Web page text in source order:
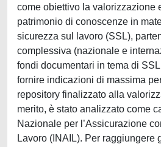
come obiettivo la valorizzazione
patrimonio di conoscenze in
sicurezza sul lavoro (SSL),
complessiva (nazionale e
fondi documentari in tema di
fornire indicazioni di massima
repository finalizzato alla
merito, è stato analizzato come
Nazionale per l’Assicurazione
Lavoro (INAIL). Per raggiungere